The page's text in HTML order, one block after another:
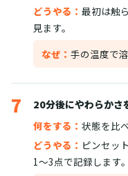
どうやる： 最初は触
見ます。
なぜ： 手の温度で
7
20分後にやわらかさ
何をする： 状態を比
どうやる： ピンセッ
1〜3点で記録します。